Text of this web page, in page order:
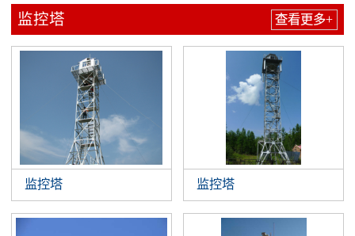
监控塔 查看更多+
监控塔 监控塔